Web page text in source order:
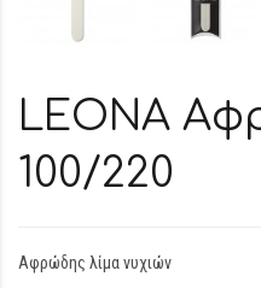
LEONA
100/220
Αφρώδης λίμα νυχιών